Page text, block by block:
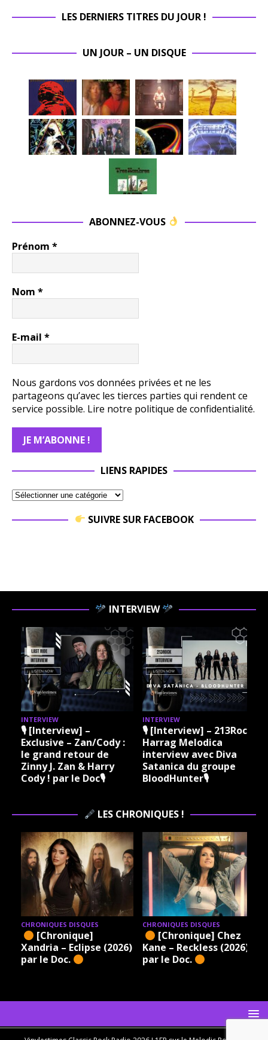
LES DERNIERS TITRES DU JOUR !
UN JOUR – UN DISQUE
ABONNEZ-VOUS
Prénom *
Nom *
E-mail *
Nous gardons vos données privées et ne les
partageons qu’avec les tierces parties qui rendent ce
service possible. Lire notre politique de confidentialité.
LIENS RAPIDES
SUIVRE SUR FACEBOOK
INTERVIEW
INTERVIEW
🎙 [Interview] –
Exclusive – Zan/Cody :
le grand retour de
Zinny J. Zan & Harry
Cody ! par le Doc🎙
INTERVIEW
🎙 [Interview] – 213Rock
Harrag Melodica
interview avec Diva
Satanica du groupe
BloodHunter🎙
LES CHRONIQUES !
CHRONIQUES DISQUES
[Chronique]
Xandria – Eclipse (2026)
par le Doc.
CHRONIQUES DISQUES
[Chronique] Chez
Kane – Reckless (2026)
par le Doc.